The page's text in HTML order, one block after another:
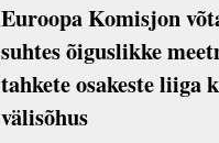
Euroopa Komisjon
suhtes õiguslikke
tahkete osakeste liiga
välisõhus